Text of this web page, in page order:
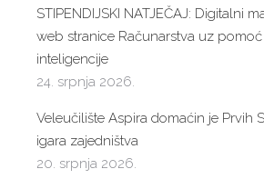
STIPENDIJSKI NATJEČAJ: Digitalni
web stranice Računarstva uz
inteligencije
24. srpnja 2026.
Veleučilište Aspira domaćin je Prvih
igara zajedništva
20. srpnja 2026.